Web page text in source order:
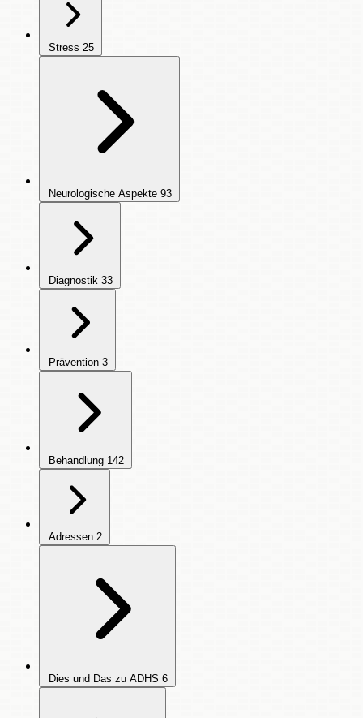
Stress 25
Neurologische Aspekte 93
Diagnostik 33
Prävention 3
Behandlung 142
Adressen 2
Dies und Das zu ADHS 6